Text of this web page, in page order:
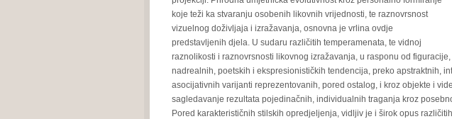
koje teži ka stvaranju osobenih likovnih vrijednosti, te raznovrsnost
vizuelnog doživljaja i izražavanja, osnovna je vrlina ovdje
predstavljenih djela. U sudaru različitih temperamenata, te vidnoj
raznolikosti i raznovrsnosti likovnog izražavanja, u rasponu od
nadrealnih, poetskih i ekspresionističkih tendencija, preko apstraktnih,
asocijativnih varijanti reprezentovanih, pored ostalog, i kroz objekte i
sagledavanje rezultata pojedinačnih, individualnih traganja kroz
Pored karakterističnih stilskih opredjeljenja, vidljiv je i širok opus